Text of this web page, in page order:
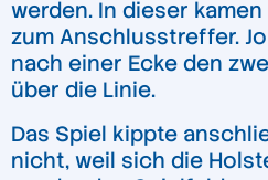
werden. In dieser
zum Anschlusstreffer.
nach einer Ecke den
über die Linie.
Das Spiel kippte
nicht, weil sich die